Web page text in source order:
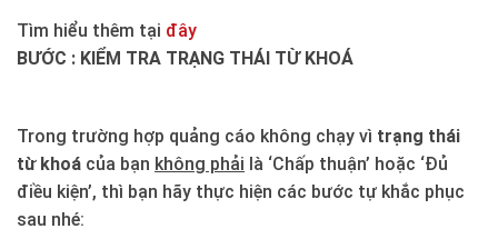
Tìm hiểu thêm tại đây
BƯỚC : KIỂM TRA TRẠNG THÁI TỪ KHOÁ
Trong trường hợp quảng cáo không chạy vì trạng thái
từ khoá của bạn không phải là ‘Chấp thuận’ hoặc ‘Đủ
điều kiện’, thì bạn hãy thực hiện các bước tự khắc phục
sau nhé: